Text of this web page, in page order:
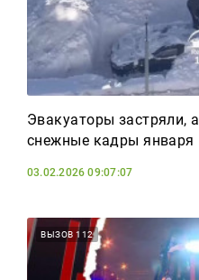
Эвакуаторы застряли,
снежные кадры января
03.02.2026 09:07:07
ВЫЗОВ 112